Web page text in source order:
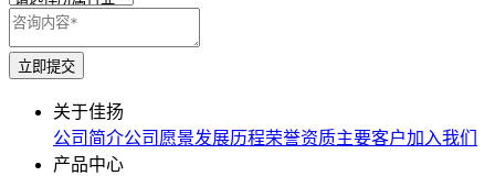
关于佳扬
公司简介公司愿景发展历程荣誉资质主要客户加入我们
产品中心